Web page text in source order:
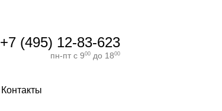
+7 (495) 12-83-623
пн-пт с 900 до 1800
Контакты